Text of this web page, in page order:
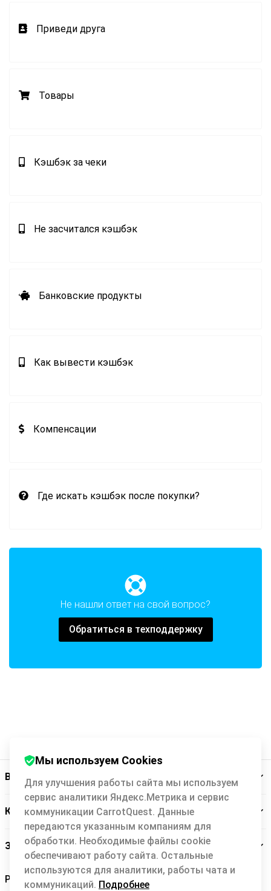
Приведи друга
Товары
Кэшбэк за чеки
Не засчитался кэшбэк
Банковские продукты
Как вывести кэшбэк
Компенсации
Где искать кэшбэк после покупки?
Не нашли ответ на свой вопрос?
Обратиться в техподдержку
Backit
Кэшбэк-сервис
Заботимся о вас
Мы используем Cookies
Для улучшения работы сайта мы используем
сервис аналитики Яндекс.Метрика и сервис
коммуникации CarrotQuest. Данные
передаются указанным компаниям для
обработки. Необходимые файлы cookie
обеспечивают работу сайта. Остальные
используются для аналитики, работы чата и
коммуникаций. Подробнее